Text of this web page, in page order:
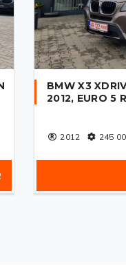
BMW X3
2012, EURO 5
2012 245